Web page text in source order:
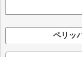
ペリッ